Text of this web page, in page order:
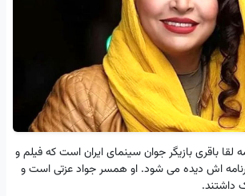
باقری بازیگر جوان سینمای ایران است که فیلم و
اش دیده می شود. او همسر جواد عزتی است و
داشتند.